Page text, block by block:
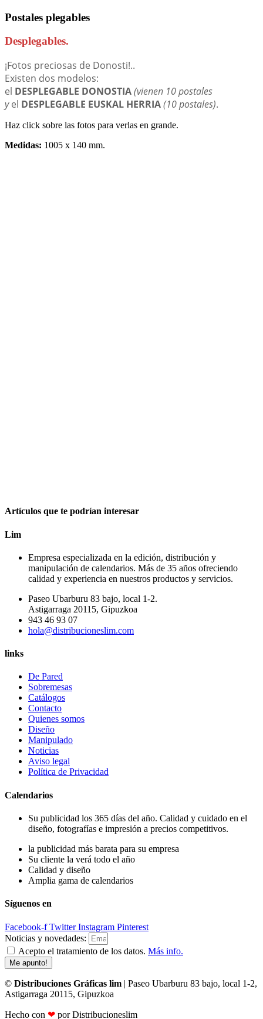
Postales plegables
Desplegables.
¡Fotos preciosas de Donosti!..
Existen dos modelos:
el DESPLEGABLE DONOSTIA(vienen 10 postales
yel DESPLEGABLE EUSKAL HERRIA(10 postales).
Haz click sobre las fotos para verlas en grande.
Medidas: 1005 x 140 mm.
Artículos que te podrían interesar
Lim
Empresa especializada en la edición, distribución y
manipulación de calendarios. Más de 35 años ofreciendo
calidad y experiencia en nuestros productos y servicios.
Paseo Ubarburu 83 bajo, local 1-2.
Astigarraga 20115, Gipuzkoa
943 46 93 07
hola@distribucioneslim.com
links
De Pared
Sobremesas
Catálogos
Contacto
Quienes somos
Diseño
Manipulado
Noticias
Aviso legal
Política de Privacidad
Calendarios
Su publicidad los 365 días del año. Calidad y cuidado en el
diseño, fotografías e impresión a precios competitivos.
la publicidad más barata para su empresa
Su cliente la verá todo el año
Calidad y diseño
Amplia gama de calendarios
Síguenos en
Facebook-f Twitter Instagram Pinterest
Noticias y novedades:
Acepto el tratamiento de los datos. Más info.
Me apunto!
© Distribuciones Gráficas lim | Paseo Ubarburu 83 bajo, local 1-2,
Astigarraga 20115, Gipuzkoa
Hecho con ❤ por Distribucioneslim